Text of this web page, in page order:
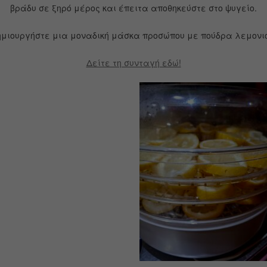
βράδυ σε ξηρό μέρος και έπειτα αποθηκεύστε στο ψυγείο.
μια μοναδική μάσκα προσώπου με πούδρα
Δείτε τη συνταγή εδώ!